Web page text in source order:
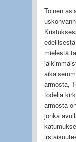
Toinen
mielestä
armosta,
todella
armosta
jonka